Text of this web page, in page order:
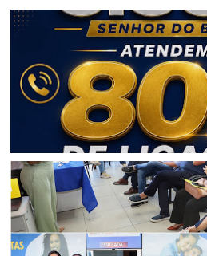
BAHIA
CICOM Senhor do Bonfim alcança
ligações atendidas em 2026